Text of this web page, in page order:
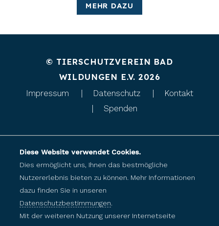
MEHR DAZU
© TIERSCHUTZVEREIN BAD
WILDUNGEN E.V. 2026
Impressum Datenschutz
Kontakt
Spenden
Diese Website verwendet Cookies.
Dies ermöglicht uns, Ihnen das bestmögliche
Nutzererlebnis bieten zu können. Mehr Informationen
dazu finden Sie in unseren
Datenschutzbestimmungen.
Mit der weiteren Nutzung unserer Internetseite